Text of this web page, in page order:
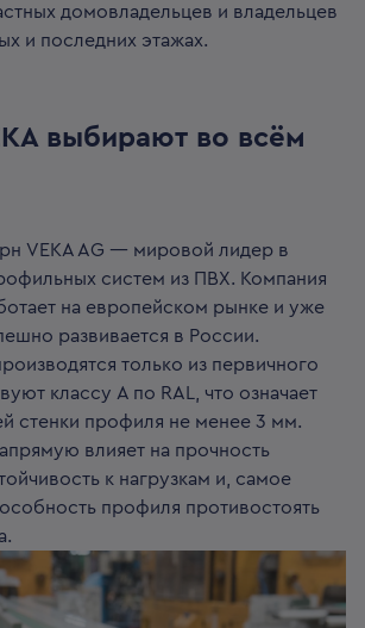
домовладельцев и владельцев
и последних этажах.
выбирают во всём
VEKA AG — мировой лидер в
систем из ПВХ. Компания
на европейском рынке и уже
развивается в России.
только из первичного
классу A по RAL, что означает
стенки профиля не менее 3 мм.
влияет на прочность
к нагрузкам и, самое
профиля противостоять